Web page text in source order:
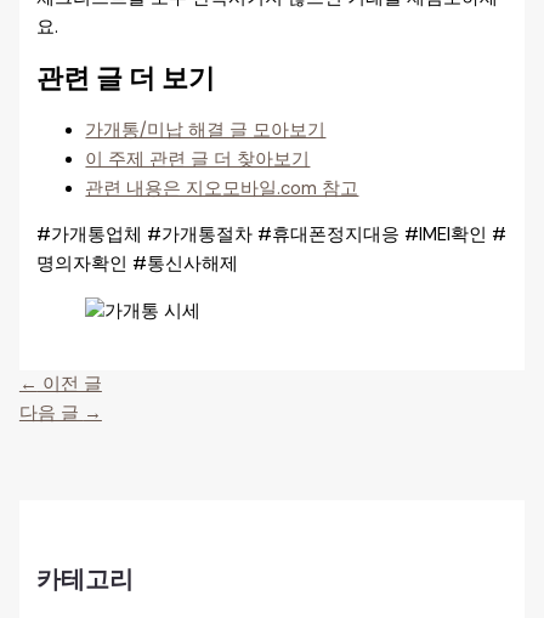
요.
관련 글 더 보기
가개통/미납 해결 글 모아보기
이 주제 관련 글 더 찾아보기
관련 내용은 지오모바일.com 참고
#가개통업체 #가개통절차 #휴대폰정지대응 #IMEI확인 #
명의자확인 #통신사해제
← 이전 글
다음 글 →
카테고리